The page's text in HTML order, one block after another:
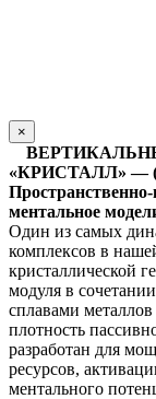
×
«КРИСТАЛЛ» —
ментальное
Один из самых
комплексов в
кристаллической
модуля в
сплавами
плотность
разработан для
ресурсов,
ментального